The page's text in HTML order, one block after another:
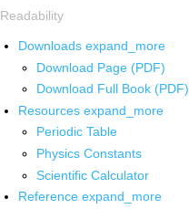
Readability
Downloads expand_more
Download Page (PDF)
Download Full Book (PDF)
Resources expand_more
Periodic Table
Physics Constants
Scientific Calculator
Reference expand_more